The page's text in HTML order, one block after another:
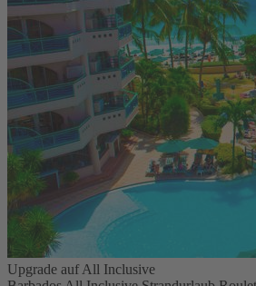
Upgrade auf All Inclusive